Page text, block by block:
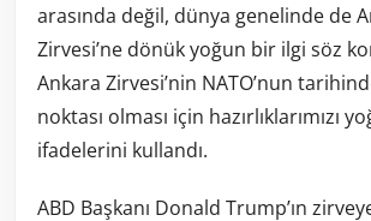
arasında değil, dünya genelinde de
Zirvesi’ne dönük yoğun bir ilgi söz
Ankara Zirvesi’nin NATO’nun
noktası olması için hazırlıklarımızı
ifadelerini kullandı.
ABD Başkanı Donald Trump’ın